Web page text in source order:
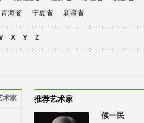
青海省 宁夏省 新疆省
X Y Z
术家 推荐艺术家
候一民